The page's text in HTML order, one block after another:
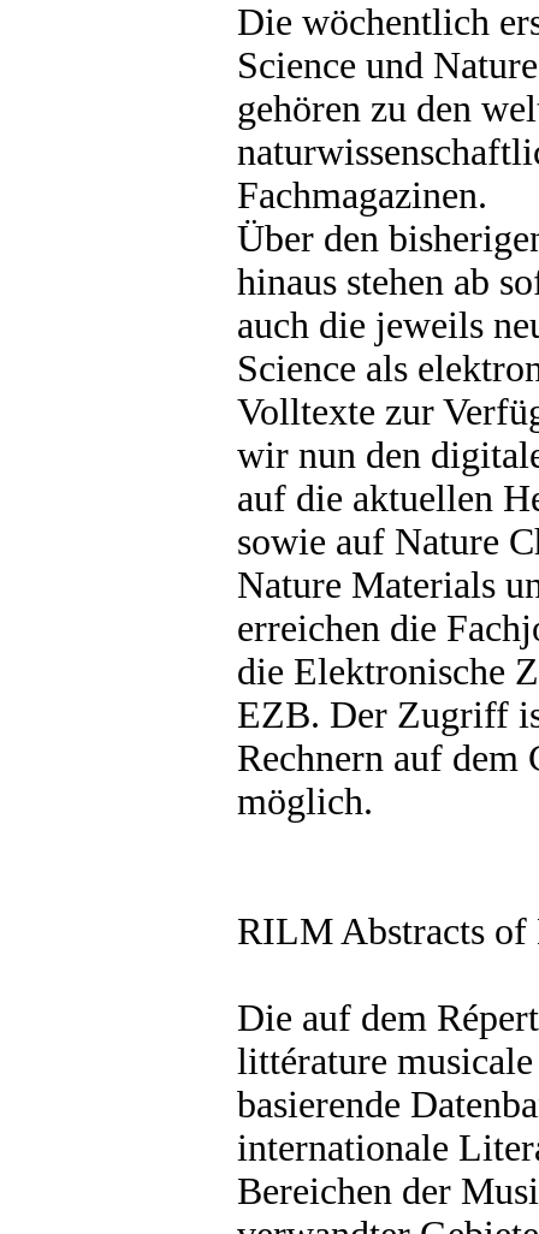
Die wöchentlich
Science und Nature
gehören zu den
Fachmagazinen.
Über den
hinaus stehen ab
auch die jeweils
Science als
Volltexte zur
wir nun den
auf die aktuellen
sowie auf Nature
Nature Materials
erreichen die
die Elektronische
EZB. Der Zugriff
Rechnern auf dem
möglich.
RILM Abstracts
Die auf dem
littérature
basierende
internationale
Bereichen der